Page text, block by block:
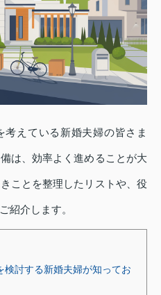
えている新婚夫婦の皆さま
は、効率よく進めることが大
ことを整理したリストや、役
紹介します。
検討する新婚夫婦が知ってお